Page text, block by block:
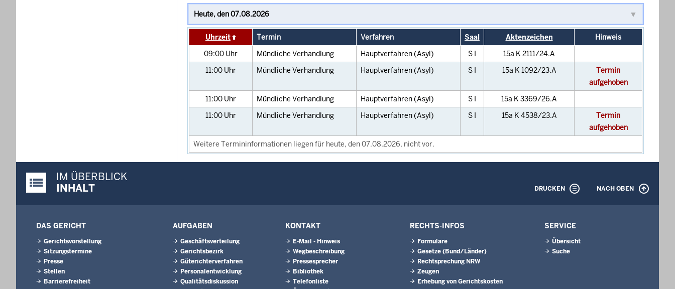
Uhrzeit Termin Verfahren Saal Aktenzeichen
Hinweis
09:00 Uhr Mündliche Verhandlung Hauptverfahren (Asyl) S I
15a K 2111/24.A
11:00 Uhr Mündliche Verhandlung Hauptverfahren (Asyl) S I 15a K 1092/23.A
Termin
aufgehoben
11:00 Uhr Mündliche Verhandlung Hauptverfahren (Asyl) S I
15a K 3369/26.A
11:00 Uhr Mündliche Verhandlung Hauptverfahren (Asyl) S I 15a K 4538/23.A
Termin
aufgehoben
Weitere Termininformationen liegen für heute, den 07.08.2026, nicht vor.
Justiz-Portal im Überblick:
IM ÜBERBLICK
INHALT
DRUCKEN NACH OBEN
DAS GERICHT
Gerichtsvorstellung
Sitzungstermine
Presse
Stellen
Barrierefreiheit
AUFGABEN
Geschäftsverteilung
Gerichtsbezirk
Güterichterverfahren
Personalentwicklung
Qualitätsdiskussion
KONTAKT
E-Mail - Hinweis
Wegbeschreibung
Pressesprecher
Bibliothek
Telefonliste
RECHTS-INFOS
Formulare
Gesetze (Bund/Länder)
Rechtsprechung NRW
Zeugen
Erhebung von Gerichtskosten
SERVICE
Übersicht
Suche